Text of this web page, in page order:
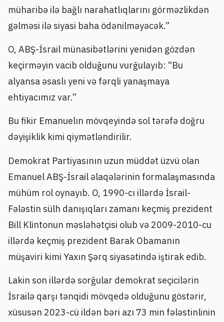
müharibə ilə bağlı narahatlıqlarını görməzlikdən
gəlməsi ilə siyasi baha ödənilməyəcək.”
O, ABŞ-İsrail münasibətlərini yenidən gözdən
keçirməyin vacib olduğunu vurğulayıb: “Bu
alyansa əsaslı yeni və fərqli yanaşmaya
ehtiyacımız var.”
Bu fikir Emanuelın mövqeyində sol tərəfə doğru
dəyişiklik kimi qiymətləndirilir.
Demokrat Partiyasının uzun müddət üzvü olan
Emanuel ABŞ-İsrail əlaqələrinin formalaşmasında
mühüm rol oynayıb. O, 1990-cı illərdə İsrail-
Fələstin sülh danışıqları zamanı keçmiş prezident
Bill Klintonun məsləhətçisi olub və 2009-2010-cu
illərdə keçmiş prezident Barak Obamanın
müşaviri kimi Yaxın Şərq siyasətində iştirak edib.
Lakin son illərdə sorğular demokrat seçicilərin
İsrailə qarşı tənqidi mövqedə olduğunu göstərir,
xüsusən 2023-cü ildən bəri azı 73 min fələstinlinin